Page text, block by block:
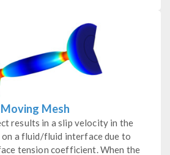
Mesh
results in a slip velocity in the
a fluid/fluid interface due to
tension coefficient. When the